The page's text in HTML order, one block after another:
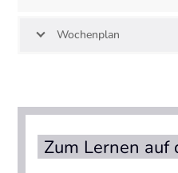
Wochenplan
Zum Lernen auf